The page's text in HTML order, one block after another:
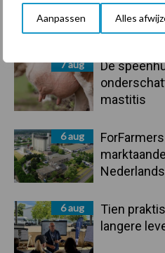
Aanpassen Alles
droogte
handel in
7 aug
De
mastitis
6 aug
6 aug
Tien
langere